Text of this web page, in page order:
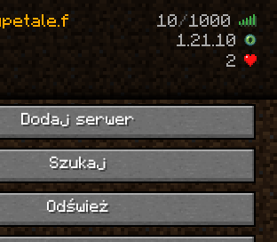
Dodaj serwer
Szukaj
Odśwież
10/ 1000
1.21.10
2